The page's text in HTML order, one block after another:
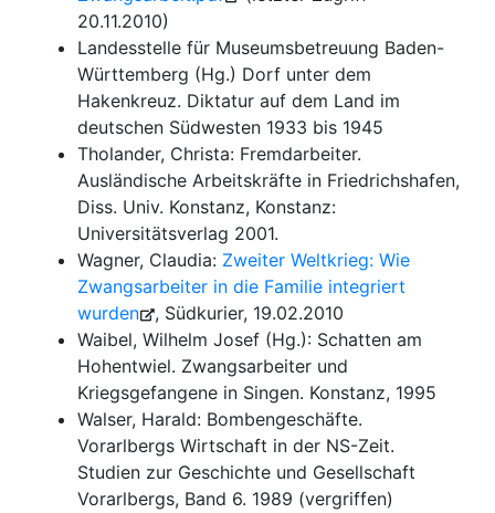
20.11.2010)
Landesstelle für Museumsbetreuung Baden-
Württemberg (Hg.) Dorf unter dem
Hakenkreuz. Diktatur auf dem Land im
deutschen Südwesten 1933 bis 1945
Tholander, Christa: Fremdarbeiter.
Ausländische Arbeitskräfte in Friedrichshafen,
Diss. Univ. Konstanz, Konstanz:
Universitätsverlag 2001.
Wagner, Claudia: Zweiter Weltkrieg: Wie
Zwangsarbeiter in die Familie integriert
wurden
, Südkurier, 19.02.2010
Waibel, Wilhelm Josef (Hg.): Schatten am
Hohentwiel. Zwangsarbeiter und
Kriegsgefangene in Singen. Konstanz, 1995
Walser, Harald: Bombengeschäfte.
Vorarlbergs Wirtschaft in der NS-Zeit.
Studien zur Geschichte und Gesellschaft
Vorarlbergs, Band 6. 1989 (vergriffen)